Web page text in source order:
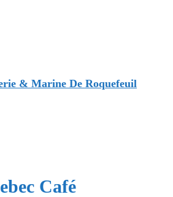
& Marine De Roquefeuil
Café